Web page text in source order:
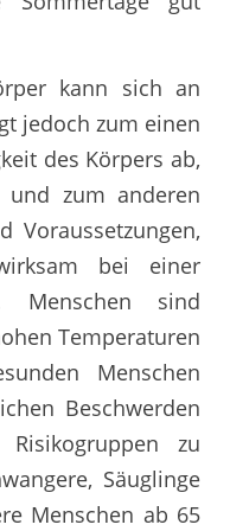
kann sich an
jedoch zum einen
des Körpers ab,
und zum anderen
Voraussetzungen,
bei einer
Menschen sind
Temperaturen
Menschen
Beschwerden
zu
Säuglinge
Menschen ab 65